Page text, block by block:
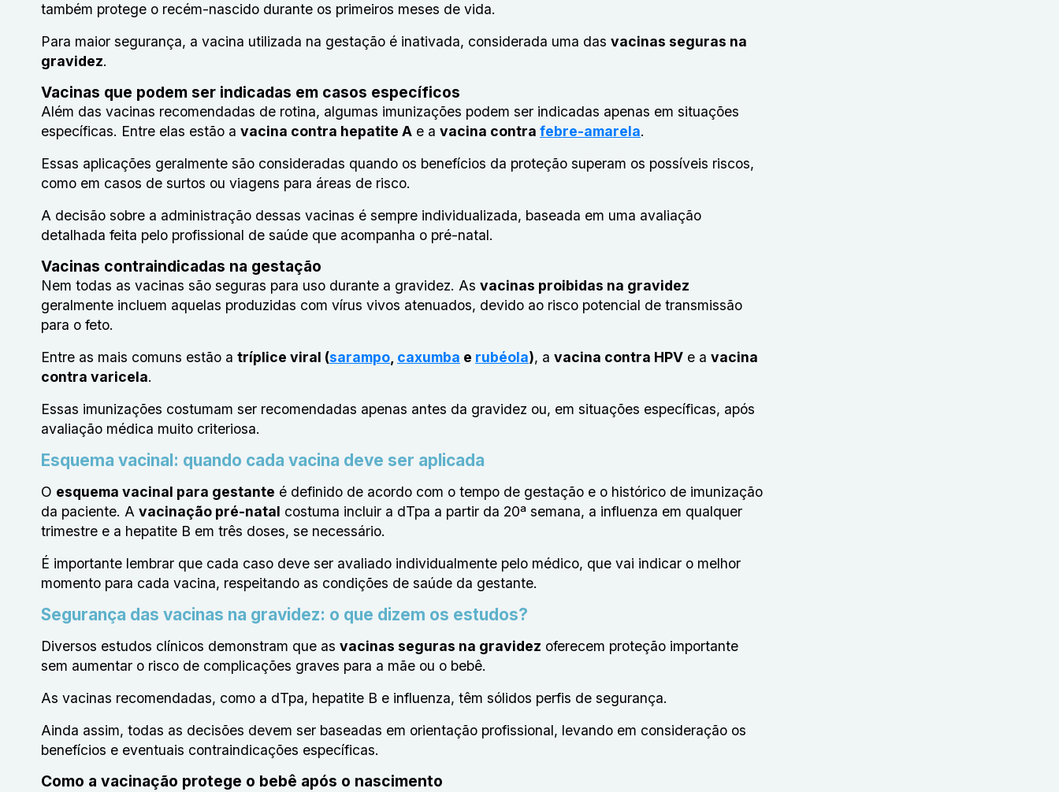
também protege o recém-nascido durante os primeiros meses de vida.
Para maior segurança, a vacina utilizada na gestação é inativada, considerada uma das vacinas seguras na
gravidez.
Vacinas que podem ser indicadas em casos específicos
Além das vacinas recomendadas de rotina, algumas imunizações podem ser indicadas apenas em situações
específicas. Entre elas estão a vacina contra hepatite A e a vacina contra febre-amarela.
Essas aplicações geralmente são consideradas quando os benefícios da proteção superam os possíveis riscos,
como em casos de surtos ou viagens para áreas de risco.
A decisão sobre a administração dessas vacinas é sempre individualizada, baseada em uma avaliação
detalhada feita pelo profissional de saúde que acompanha o pré-natal.
Vacinas contraindicadas na gestação
Nem todas as vacinas são seguras para uso durante a gravidez. As vacinas proibidas na gravidez
geralmente incluem aquelas produzidas com vírus vivos atenuados, devido ao risco potencial de transmissão
para o feto.
Entre as mais comuns estão a tríplice viral (sarampo, caxumba e rubéola), a vacina contra HPV e a vacina
contra varicela.
Essas imunizações costumam ser recomendadas apenas antes da gravidez ou, em situações específicas, após
avaliação médica muito criteriosa.
Esquema vacinal: quando cada vacina deve ser aplicada
O esquema vacinal para gestante é definido de acordo com o tempo de gestação e o histórico de imunização
da paciente. A vacinação pré-natal costuma incluir a dTpa a partir da 20ª semana, a influenza em qualquer
trimestre e a hepatite B em três doses, se necessário.
É importante lembrar que cada caso deve ser avaliado individualmente pelo médico, que vai indicar o melhor
momento para cada vacina, respeitando as condições de saúde da gestante.
Segurança das vacinas na gravidez: o que dizem os estudos?
Diversos estudos clínicos demonstram que as vacinas seguras na gravidez oferecem proteção importante
sem aumentar o risco de complicações graves para a mãe ou o bebê.
As vacinas recomendadas, como a dTpa, hepatite B e influenza, têm sólidos perfis de segurança.
Ainda assim, todas as decisões devem ser baseadas em orientação profissional, levando em consideração os
benefícios e eventuais contraindicações específicas.
Como a vacinação protege o bebê após o nascimento